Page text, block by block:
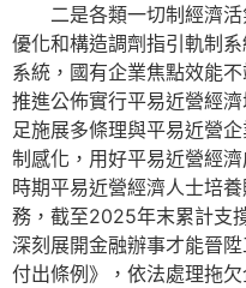
二是各類一切制經濟
優化和構造調劑指引軌制
系統，國有企業焦點效能
推進公佈實行平易近營經
足施展多條理與平易近營
制感化，用好平易近營經
時期平易近營經濟人士培
務，截至2025年末累計支
深刻展開金融辦事才能晉
付出條例》，依法處理拖